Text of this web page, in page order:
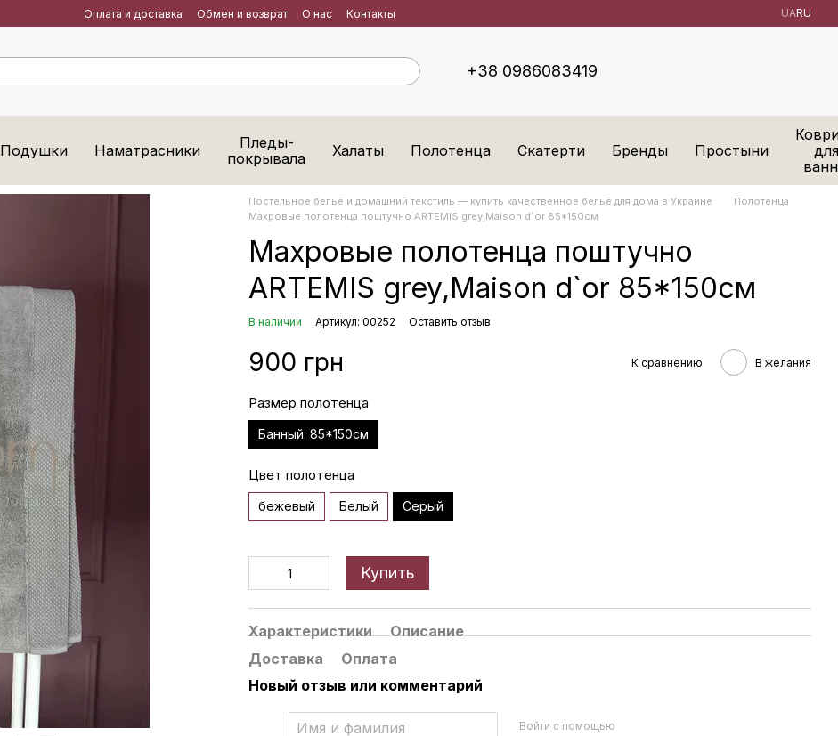
Оплата и доставка Обмен и возврат О нас Контакты UARU
+38 0986083419
Подушки Наматрасники
Пледы-
покрывала
Халаты Полотенца Скатерти Бренды Простыни
для
Постельное бельё и домашний текстиль — купить качественное бельё для дома в Украине
Полотенца
Махровые полотенца поштучно ARTEMIS grey,Maison d`or 85*150см
Махровые полотенца поштучно
ARTEMIS grey,Maison d`or 85*150см
В наличии Артикул: 00252 Оставить отзыв
900 грн К сравнению В желания
Размер полотенца
Банный: 85*150см
Цвет полотенца
бежевый Белый Серый
Купить
Характеристики
Описание
Доставка
Оплата
Новый отзыв или комментарий
Войти с помощью